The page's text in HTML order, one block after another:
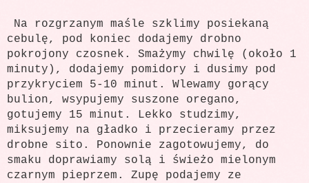
Na rozgrzanym maśle szklimy posiekaną
cebulę, pod koniec dodajemy drobno
pokrojony czosnek. Smażymy chwilę (około 1
minuty), dodajemy pomidory i dusimy pod
przykryciem 5-10 minut. Wlewamy gorący
bulion, wsypujemy suszone oregano,
gotujemy 15 minut. Lekko studzimy,
miksujemy na gładko i przecieramy przez
drobne sito. Ponownie zagotowujemy, do
smaku doprawiamy solą i świeżo mielonym
czarnym pieprzem. Zupę podajemy ze